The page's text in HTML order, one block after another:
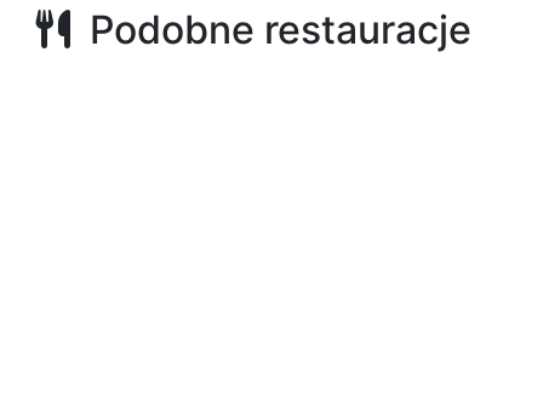
Podobne restauracje